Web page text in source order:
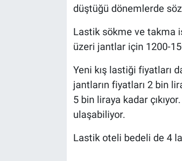
düştüğü dönemlerde
Lastik sökme ve takma
üzeri jantlar için 1200-
Yeni kış lastiği fiyatları
jantların fiyatları 2 bin
5 bin liraya kadar
ulaşabiliyor.
Lastik oteli bedeli de 4